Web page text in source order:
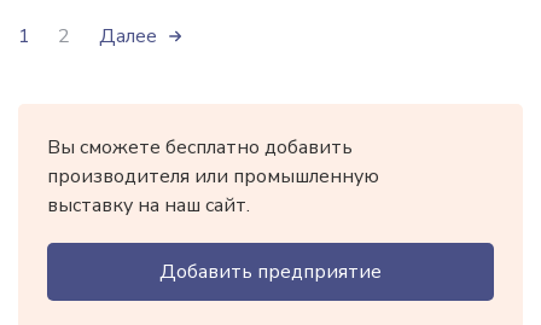
1 2 Далее
Вы сможете бесплатно добавить
производителя или промышленную
выставку на наш сайт.
Добавить предприятие